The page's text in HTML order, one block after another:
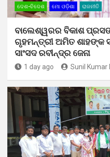
ଦେଶ-ବିଦେଶ ମୋ ଓଡ଼ିଶା ରାଜନୀତି
ବାଲେଶ୍ୱରର ବିକାଶ
ଗୃହମନ୍ତ୍ରୀ ଅମିତ ଶାହଙ୍କ
ସାଂସଦ ରବୀନ୍ଦ୍ର ଜେନା
1 day ago Sunil Kumar